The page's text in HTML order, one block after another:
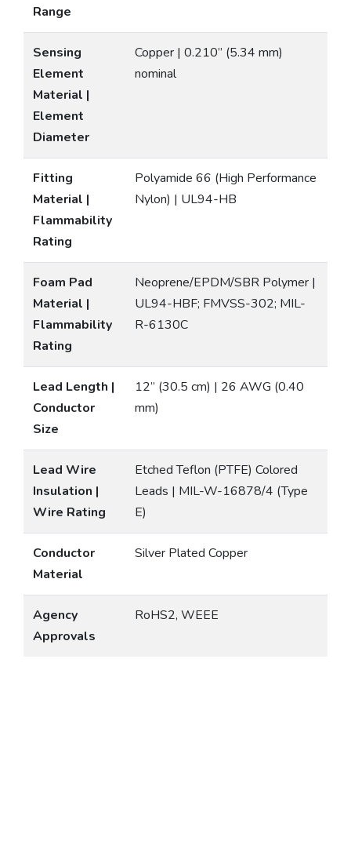
Range
Sensing
Element
Material |
Element
Diameter
Copper | 0.210” (5.34 mm)
nominal
Fitting
Material |
Flammability
Rating
Polyamide 66 (High Performance
Nylon) | UL94-HB
Foam Pad
Material |
Flammability
Rating
Neoprene/EPDM/SBR Polymer |
UL94-HBF; FMVSS-302; MIL-
R-6130C
Lead Length |
Conductor
Size
12” (30.5 cm) | 26 AWG (0.40
mm)
Lead Wire
Insulation |
Wire Rating
Etched Teflon (PTFE) Colored
Leads | MIL-W-16878/4 (Type
E)
Conductor
Material
Silver Plated Copper
Agency
Approvals
RoHS2, WEEE